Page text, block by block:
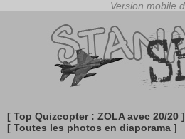
[ Top Quizcopter : ZOLA avec 20/20 ]
[ Toutes les photos en diaporama ]